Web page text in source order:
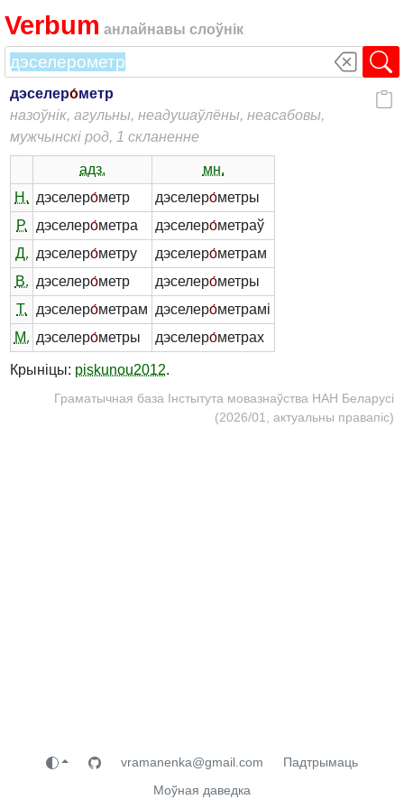
Verbum анлайнавы слоўнік
дэселеро́метр
назоўнік, агульны, неадушаўлёны, неасабовы,
мужчынскі род, 1 скланенне
адз.
мн.
Н. дэселеро́метр дэселеро́метры
Р.
дэселеро́метра дэселеро́метраў
Д. дэселеро́метру дэселеро́метрам
В. дэселеро́метр дэселеро́метры
Т.
дэселеро́метрам дэселеро́метрамі
М. дэселеро́метры дэселеро́метрах
Крыніцы: piskunou2012.
Граматычная база Інстытута мовазнаўства НАН Беларусі
(2026/01, актуальны правапіс)
vramanenka@gmail.com
Падтрымаць
Моўная даведка